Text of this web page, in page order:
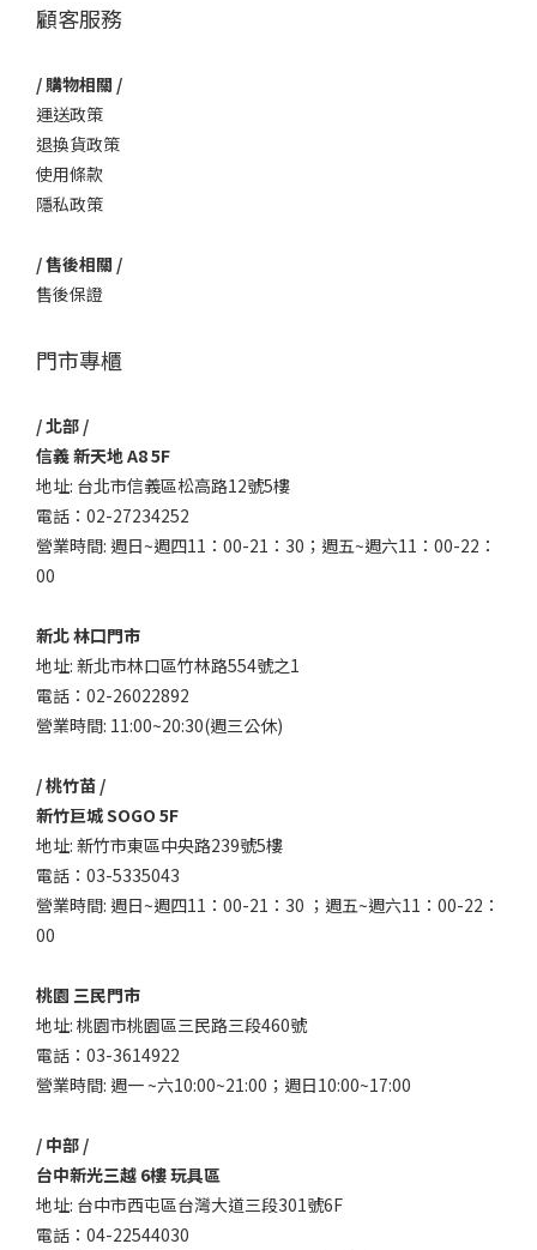
顧客服務
/ 購物相關 /
運送政策
退換貨政策
使用條款
隱私政策
/ 售後相關 /
售後保證
門市專櫃
/ 北部 /
信義 新天地 A8 5F
地址: 台北市信義區松高路12號5樓
電話：02-27234252
營業時間: 週日~週四11：00-21：30；週五~週六11：00-22：
00
新北 林口門市
地址: 新北市林口區竹林路554號之1
電話：02-26022892
營業時間: 11:00~20:30(週三公休)
/ 桃竹苗 /
新竹巨城 SOGO 5F
地址: 新竹市東區中央路239號5樓
電話：03-5335043
營業時間: 週日~週四11：00-21：30 ；週五~週六11：00-22：
00
桃園 三民門市
地址: 桃園市桃園區三民路三段460號
電話：03-3614922
營業時間: 週一 ~六10:00~21:00；週日10:00~17:00
/ 中部 /
台中新光三越 6樓 玩具區
地址: 台中市西屯區台灣大道三段301號6F
電話：04-22544030